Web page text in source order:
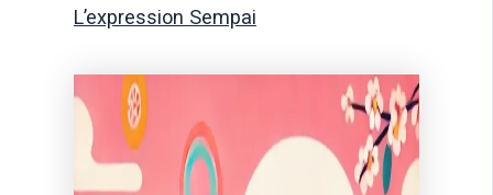
L’expression Sempai